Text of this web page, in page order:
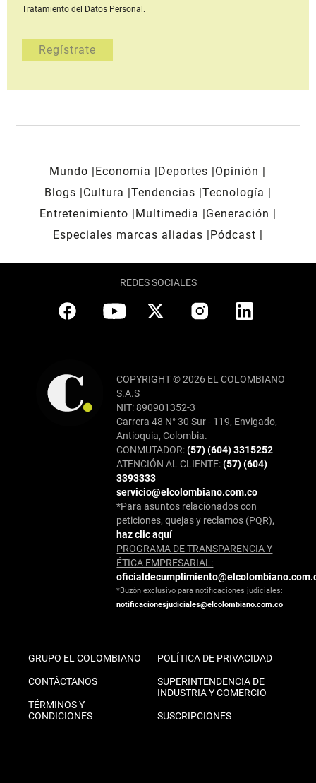
Tratamiento del Datos Personal.
Mundo Economía Deportes
Opinión
Blogs
Cultura Tendencias Tecnología
Entretenimiento
Multimedia
Generación
Especiales marcas aliadas
Pódcast
REDES SOCIALES
COPYRIGHT © 2026 EL COLOMBIANO
S.A.S
NIT: 890901352-3
Carrera 48 N° 30 Sur - 119, Envigado,
Antioquia, Colombia.
CONMUTADOR:(57) (604) 3315252
ATENCIÓN AL CLIENTE:(57) (604)
3393333
servicio@elcolombiano.com.co
*Para asuntos relacionados con
peticiones, quejas y reclamos (PQR),
haz clic aquí
PROGRAMA DE TRANSPARENCIA Y
ÉTICA EMPRESARIAL:
*Buzón exclusivo para notificaciones judiciales:
notificacionesjudiciales@elcolombiano.com.co
GRUPO EL COLOMBIANO
CONTÁCTANOS
TÉRMINOS Y
CONDICIONES
POLÍTICA DE PRIVACIDAD
SUPERINTENDENCIA DE
INDUSTRIA Y COMERCIO
SUSCRIPCIONES